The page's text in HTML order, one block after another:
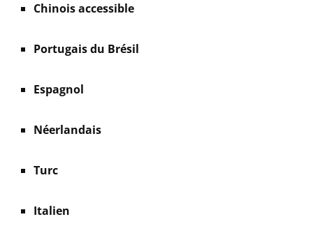
Chinois accessible
Portugais du Brésil
Espagnol
Néerlandais
Turc
Italien